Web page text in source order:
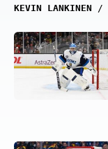
KEVIN LANKINEN